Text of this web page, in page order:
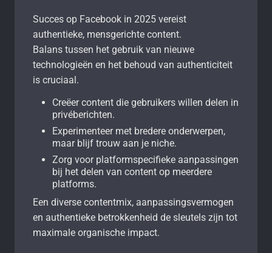
Succes op Facebook in 2025 vereist
authentieke, mensgerichte content.
Balans tussen het gebruik van nieuwe
technologieën en het behoud van authenticiteit
is cruciaal.
Creëer content die gebruikers willen delen in
privéberichten.
Experimenteer met bredere onderwerpen,
maar blijf trouw aan je niche.
Zorg voor platformspecifieke aanpassingen
bij het delen van content op meerdere
platforms.
Een diverse contentmix, aanpassingsvermogen
en authentieke betrokkenheid de sleutels zijn tot
maximale organische impact.